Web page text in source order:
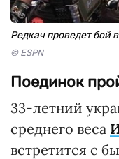
Редкач проведет бой
© ESPN
Поединок
33-летний
среднего веса
встретится с